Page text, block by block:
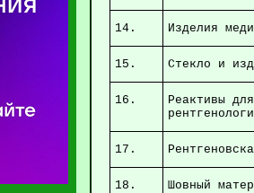
14. Изделия
15. Стекло и
16.
Реактивы
17.
18.